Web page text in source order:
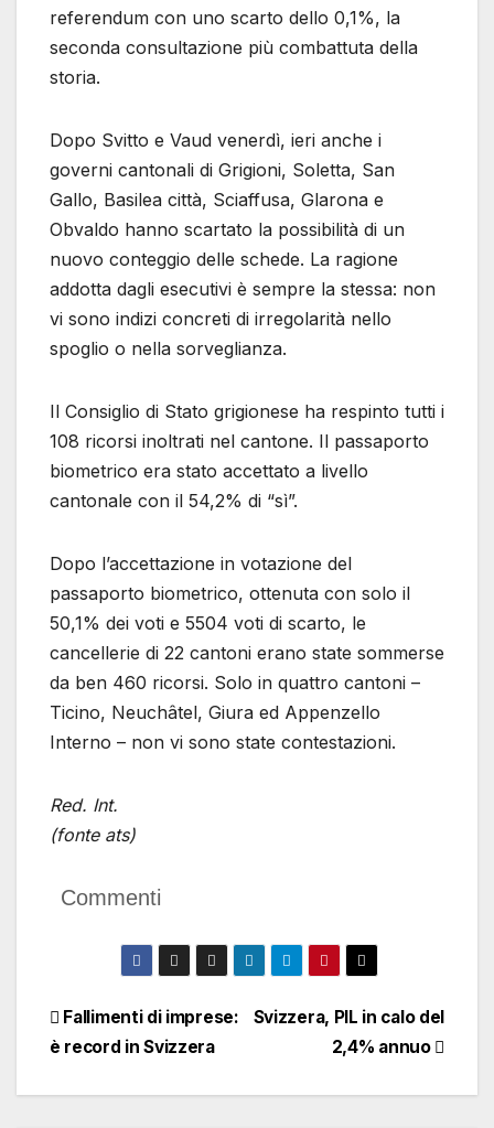
referendum con uno scarto dello 0,1%, la
seconda consultazione più combattuta della
storia.
Dopo Svitto e Vaud venerdì, ieri anche i
governi cantonali di Grigioni, Soletta, San
Gallo, Basilea città, Sciaffusa, Glarona e
Obvaldo hanno scartato la possibilità di un
nuovo conteggio delle schede. La ragione
addotta dagli esecutivi è sempre la stessa: non
vi sono indizi concreti di irregolarità nello
spoglio o nella sorveglianza.
Il Consiglio di Stato grigionese ha respinto tutti i
108 ricorsi inoltrati nel cantone. Il passaporto
biometrico era stato accettato a livello
cantonale con il 54,2% di “sì”.
Dopo l’accettazione in votazione del
passaporto biometrico, ottenuta con solo il
50,1% dei voti e 5504 voti di scarto, le
cancellerie di 22 cantoni erano state sommerse
da ben 460 ricorsi. Solo in quattro cantoni –
Ticino, Neuchâtel, Giura ed Appenzello
Interno – non vi sono state contestazioni.
Red. Int.
(fonte ats)
Commenti
NavigazioneSvizzera, PIL in calo del
2,4% annuo
Fallimenti di imprese:
è record in Svizzera